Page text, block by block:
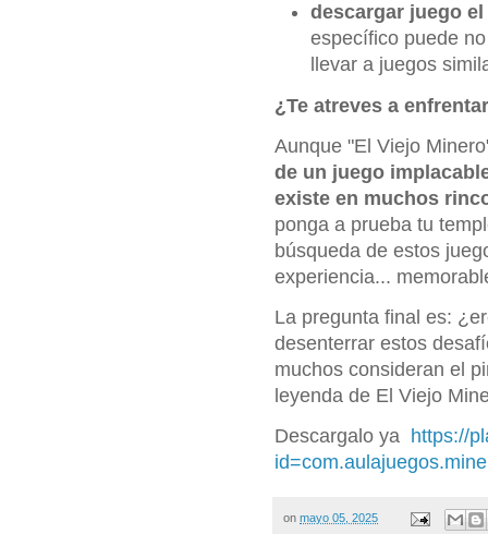
descargar juego
específico puede
llevar a juegos
¿Te atreves a
Aunque "El Viejo
de un juego
existe en muchos
ponga a prueba tu
búsqueda de estos
experiencia...
La pregunta final es:
desenterrar estos
muchos consideran el
leyenda de El Viejo
Descargalo ya https://
on mayo 05, 2025